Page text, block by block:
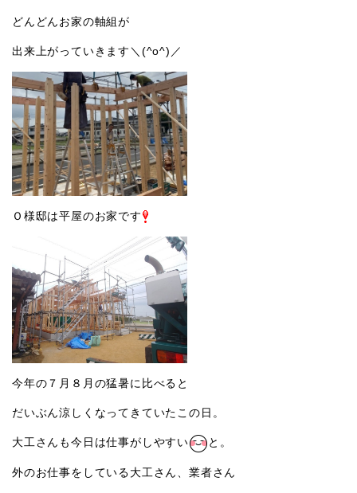
どんどんお家の軸組が
出来上がっていきます＼(^o^)／
Ｏ様邸は平屋のお家です
今年の７月８月の猛暑に比べると
だいぶん涼しくなってきていたこの日。
大工さんも今日は仕事がしやすい と。
外のお仕事をしている大工さん、業者さん